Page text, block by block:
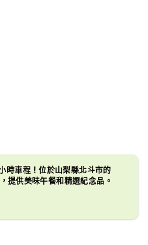
時車程！位於山梨縣北斗市的
提供美味午餐和精選紀念品。